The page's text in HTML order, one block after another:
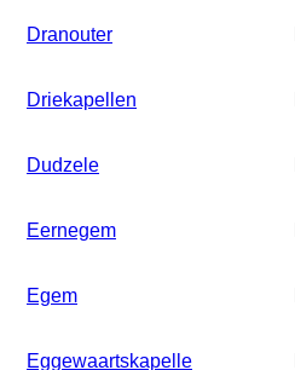
Dranouter
Driekapellen
Dudzele
Eernegem
Egem
Eggewaartskapelle